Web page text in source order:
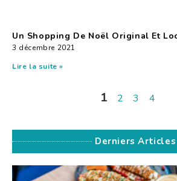
Un Shopping De Noël Original Et
3 décembre 2021
Lire la suite »
1 2 3 4
Derniers Articles